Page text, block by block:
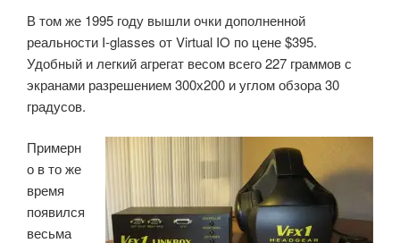
В том же 1995 году вышли очки дополненной
реальности I-glasses от Virtual IO по цене $395.
Удобный и легкий агрегат весом всего 227 граммов с
экранами разрешением 300х200 и углом обзора 30
градусов.
Примерн
о в то же
время
появился
весьма